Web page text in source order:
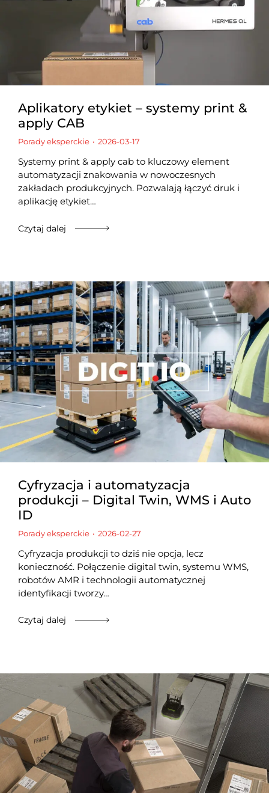
Aplikatory etykiet – systemy print &
apply CAB
Porady eksperckie 2026-03-17
Systemy print & apply cab to kluczowy element
automatyzacji znakowania w nowoczesnych
zakładach produkcyjnych. Pozwalają łączyć druk i
aplikację etykiet…
Czytaj dalej
Cyfryzacja i automatyzacja
produkcji – Digital Twin, WMS i Auto
ID
Porady eksperckie 2026-02-27
Cyfryzacja produkcji to dziś nie opcja, lecz
konieczność. Połączenie digital twin, systemu WMS,
robotów AMR i technologii automatycznej
identyfikacji tworzy…
Czytaj dalej